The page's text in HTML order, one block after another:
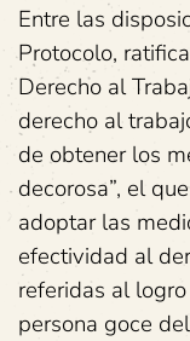
Entre las
Protocolo,
Derecho al
derecho al
de obtener los
decorosa”, el
adoptar las
efectividad al
referidas al
persona goce